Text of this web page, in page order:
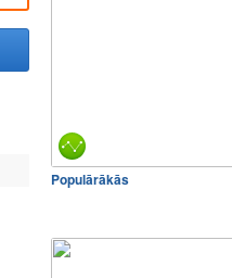
Populārākās